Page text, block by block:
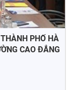
PHỐ HÀ
CAO ĐẲNG